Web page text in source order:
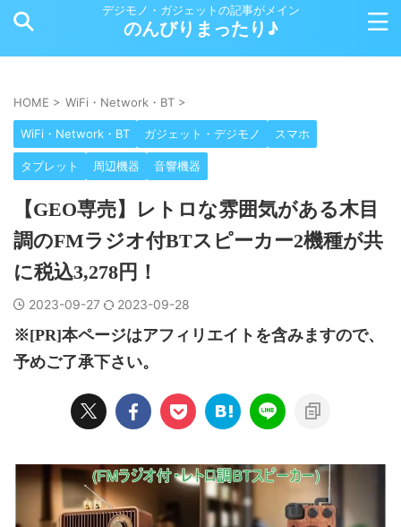
デジモノ・ガジェットの記事がメイン
のんびりまったり♪
HOME > WiFi・Network・BT >
WiFi・Network・BT ガジェット・デジモノ スマホ
タブレット 周辺機器 音響機器
【GEO専売】レトロな雰囲気がある木目
調のFMラジオ付BTスピーカー2機種が共
に税込3,278円！
2023-09-27 2023-09-28
※[PR]本ページはアフィリエイトを含みますので、
予めご了承下さい。